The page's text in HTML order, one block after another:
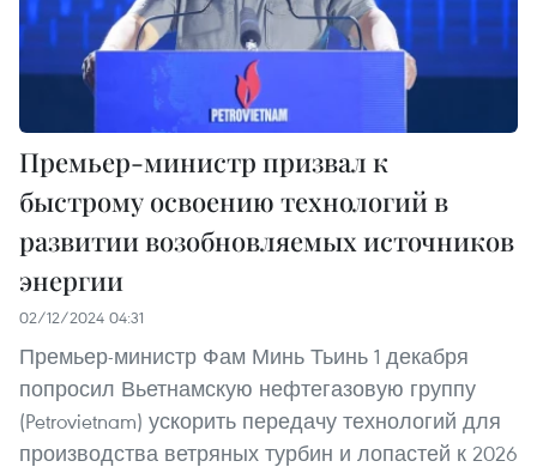
Премьер-министр призвал к
быстрому освоению технологий в
развитии возобновляемых источников
энергии
02/12/2024 04:31
Премьер-министр Фам Минь Тьинь 1 декабря
попросил Вьетнамскую нефтегазовую группу
(Petrovietnam) ускорить передачу технологий для
производства ветряных турбин и лопастей к 2026